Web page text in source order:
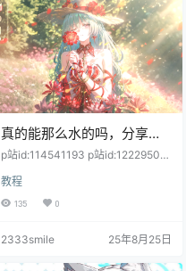
真的能那么水的吗，分享点
美图，哎嘿
p站id:114541193 p站id:12229500
剪压缩）（封面源自壁纸引擎弗洛
洛(Phrolova)4K）
教程
135 0
2333smile 25年8月25日